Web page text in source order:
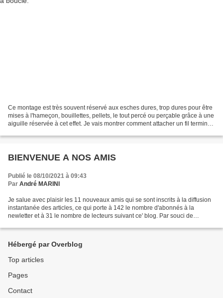
Ce montage est très souvent réservé aux esches dures, trop dures pour être
mises à l'hameçon, bouillettes, pellets, le tout percé ou perçable grâce à une
aiguille réservée à cet effet. Je vais montrer comment attacher un fil terminé
BIENVENUE A NOS AMIS
Publié le 08/10/2021 à 09:43
Par André MARINI
Je salue avec plaisir les 11 nouveaux amis qui se sont inscrits à la diffusion
instantanée des articles, ce qui porte à 142 le nombre d'abonnés à la
newletter et à 31 le nombre de lecteurs suivant ce' blog. Par souci de
Hébergé par Overblog
Top articles
Pages
Contact